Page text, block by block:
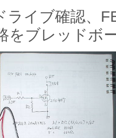
ライブ確認、
をブレッドボ